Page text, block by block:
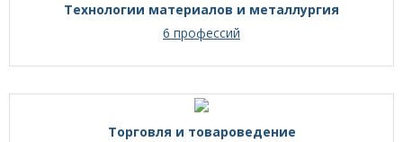
Технологии материалов и металлургия
6 профессий
Торговля и товароведение